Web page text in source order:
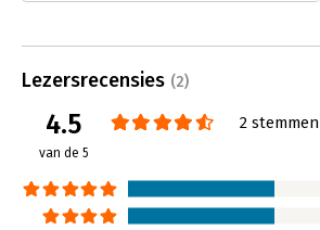
Lezersrecensies (2)
4.5
van de 5
2 stemmen